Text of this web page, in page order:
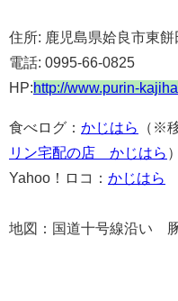
住所: 鹿児島県姶良市東餅
電話: 0995-66-0825
HP:http://www.purin-
食べログ： かじはら （※
リン宅配の店 かじはら ）
Yahoo！ロコ： かじはら
地図：国道十号線沿い